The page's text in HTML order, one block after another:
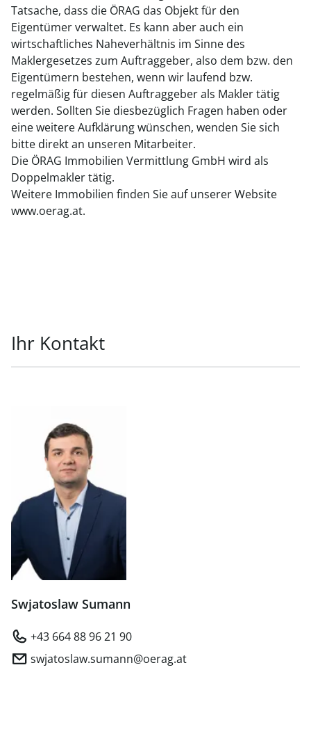
Tatsache, dass die ÖRAG das Objekt für den
Eigentümer verwaltet. Es kann aber auch ein
wirtschaftliches Naheverhältnis im Sinne des
Maklergesetzes zum Auftraggeber, also dem bzw. den
Eigentümern bestehen, wenn wir laufend bzw.
regelmäßig für diesen Auftraggeber als Makler tätig
werden. Sollten Sie diesbezüglich Fragen haben oder
eine weitere Aufklärung wünschen, wenden Sie sich
bitte direkt an unseren Mitarbeiter.
Die ÖRAG Immobilien Vermittlung GmbH wird als
Doppelmakler tätig.
Weitere Immobilien finden Sie auf unserer Website
www.oerag.at.
Ihr Kontakt
Swjatoslaw Sumann
+43 664 88 96 21 90
swjatoslaw.sumann@oerag.at